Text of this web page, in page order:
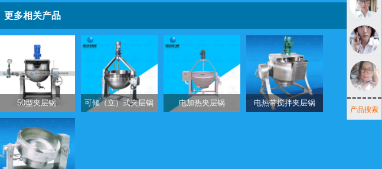
更多相关产品
50型夹层锅 可倾（立）式夹层锅 电加热夹层锅 电热带搅拌夹层锅
产品搜索